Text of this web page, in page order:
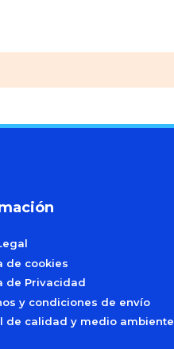
de cookies
de Privacidad
y condiciones de envío
de calidad y medio ambiente